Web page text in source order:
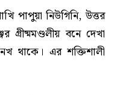
পাপুয়া নিউগিনি, উত্তর
গ্রীষ্মমণ্ডলীয় বনে দেখা
থাকে। এর শক্তিশালী